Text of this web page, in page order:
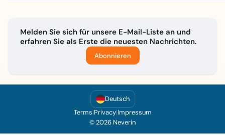
Melden Sie sich für unsere E-Mail-Liste an und
erfahren Sie als Erste die neuesten Nachrichten.
Abonnieren
Deutsch
Terms|Privacy|Impressum
© 2026 Neverin